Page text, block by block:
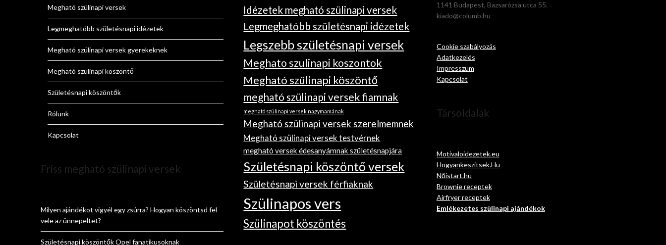
Megható szülinapi versek
Legmeghatóbb születésnapi idézetek
Megható szülinapi versek gyerekeknek
Megható szülinapi köszöntő
Születésnapi köszöntők
Rólunk
Kapcsolat
Friss megható szülinapi versek
Milyen ajándékot vigyél egy zsúrra? Hogyan köszöntsd fel
vele az ünnepeltet?
Születésnapi köszöntők Opel fanatikusoknak
Idézetek megható szülinapi versek
Legmeghatóbb születésnapi idézetek
Legszebb születésnapi versek
Meghato szulinapi koszontok
Megható szülinapi köszöntő
megható szülinapi versek fiamnak
megható szülinapi versek nagymamának
Megható szülinapi versek szerelmemnek
Megható szülinapi versek testvérnek
megható versek édesanyámnak születésnapjára
Születésnapi köszöntő versek
Születésnapi versek férfiaknak
Szülinapos vers
Szülinapot köszöntés
1141 Budapest, Bazsarózsa utca 55.
kiado@columb.hu
Cookie szabályozás
Adatkezelés
Impresszum
Kapcsolat
Társoldalak
Motivaloidezetek.eu
Hogyankeszitsek.Hu
Nőistart.hu
Brownie receptek
Airfryer receptek
Emlékezetes szülinapi ajándékok